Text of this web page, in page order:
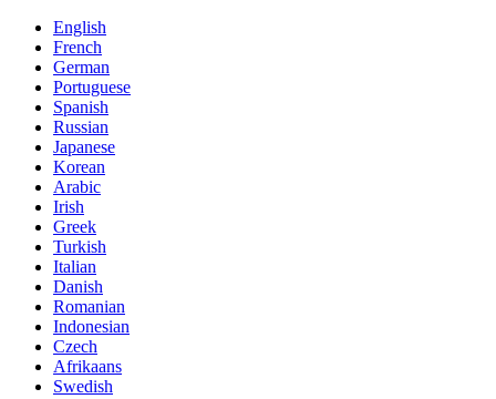
English
French
German
Portuguese
Spanish
Russian
Japanese
Korean
Arabic
Irish
Greek
Turkish
Italian
Danish
Romanian
Indonesian
Czech
Afrikaans
Swedish